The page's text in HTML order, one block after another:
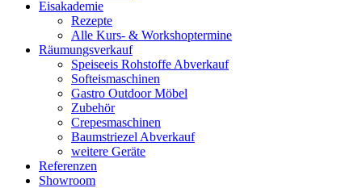
Eisakademie
Rezepte
Alle Kurs- & Workshoptermine
Räumungsverkauf
Speiseeis Rohstoffe Abverkauf
Softeismaschinen
Gastro Outdoor Möbel
Zubehör
Crepesmaschinen
Baumstriezel Abverkauf
weitere Geräte
Referenzen
Showroom